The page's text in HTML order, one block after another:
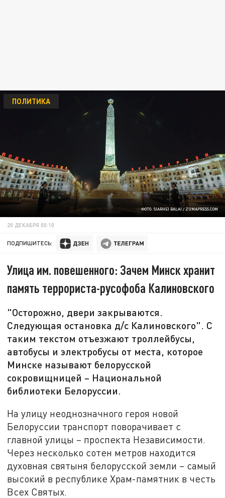
ФОТО: SIARHEI BALAI / ZUMAPRESS.COM
ПОЛИТИКА
20 ДЕКАБРЯ 00:10
ПОДПИШИТЕСЬ:
Улица им. повешенного: Зачем Минск хранит
память террориста-русофоба Калиновского
"Осторожно, двери закрываются.
Следующая остановка д/с Калиновского". С
таким текстом отъезжают троллейбусы,
автобусы и электробусы от места, которое
Минске называют белорусской
сокровищницей – Национальной
библиотеки Белоруссии.
На улицу неоднозначного героя новой
Белоруссии транспорт поворачивает с
главной улицы – проспекта Независимости.
Через несколько сотен метров находится
духовная святыня белорусской земли – самый
высокий в республике Храм-памятник в честь
Всех Святых.